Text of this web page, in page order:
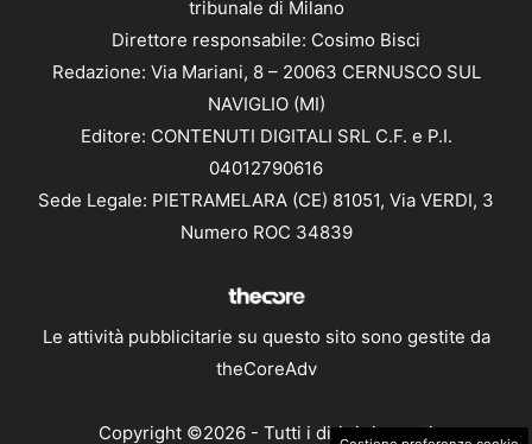
tribunale di Milano
Direttore responsabile: Cosimo Bisci
Redazione: Via Mariani, 8 – 20063 CERNUSCO SUL
NAVIGLIO (MI)
Editore: CONTENUTI DIGITALI SRL C.F. e P.I.
04012790616
Sede Legale: PIETRAMELARA (CE) 81051, Via VERDI, 3
Numero ROC 34839
Le attività pubblicitarie su questo sito sono gestite da
theCoreAdv
Copyright ©2026 - Tutti i diritti riservati